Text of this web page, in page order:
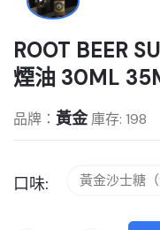
ROOT BEER
煙油 30ML
品牌： 黃金庫存: 198
口味: 黃金沙士糖（